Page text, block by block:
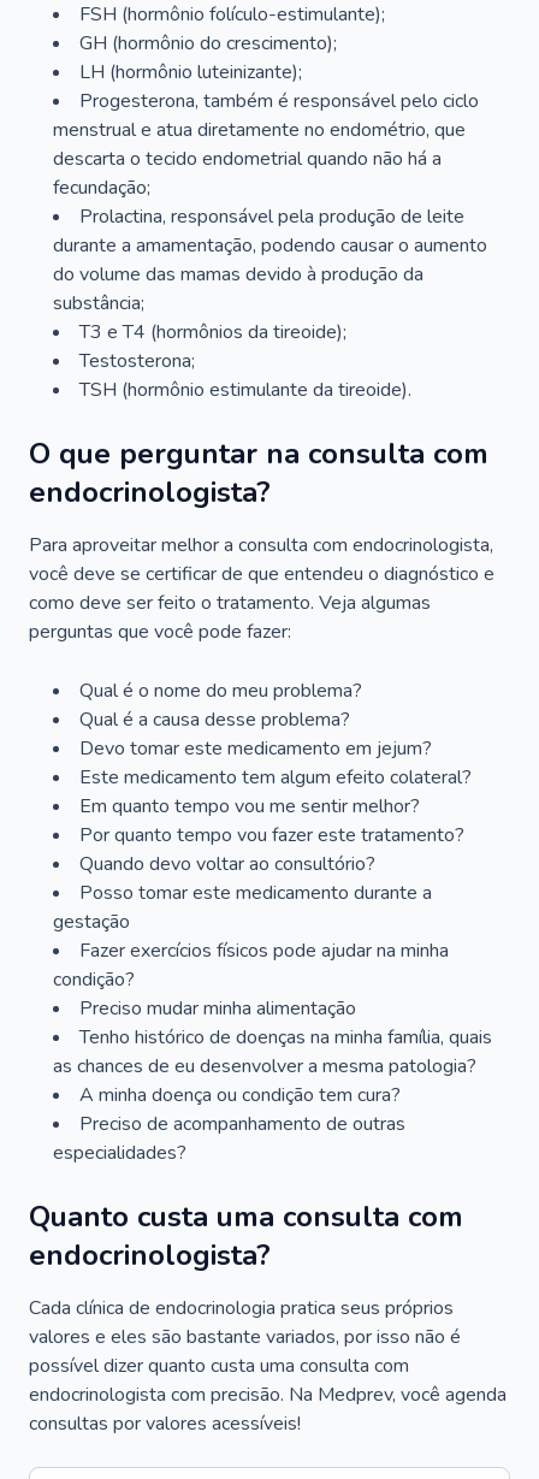
FSH (hormônio folículo-estimulante);
GH (hormônio do crescimento);
LH (hormônio luteinizante);
Progesterona, também é responsável pelo ciclo
menstrual e atua diretamente no endométrio, que
descarta o tecido endometrial quando não há a
fecundação;
Prolactina, responsável pela produção de leite
durante a amamentação, podendo causar o aumento
do volume das mamas devido à produção da
substância;
T3 e T4 (hormônios da tireoide);
Testosterona;
TSH (hormônio estimulante da tireoide).
O que perguntar na consulta com
endocrinologista?
Para aproveitar melhor a consulta com endocrinologista,
você deve se certificar de que entendeu o diagnóstico e
como deve ser feito o tratamento. Veja algumas
perguntas que você pode fazer:
Qual é o nome do meu problema?
Qual é a causa desse problema?
Devo tomar este medicamento em jejum?
Este medicamento tem algum efeito colateral?
Em quanto tempo vou me sentir melhor?
Por quanto tempo vou fazer este tratamento?
Quando devo voltar ao consultório?
Posso tomar este medicamento durante a
gestação
Fazer exercícios físicos pode ajudar na minha
condição?
Preciso mudar minha alimentação
Tenho histórico de doenças na minha família, quais
as chances de eu desenvolver a mesma patologia?
A minha doença ou condição tem cura?
Preciso de acompanhamento de outras
especialidades?
Quanto custa uma consulta com
endocrinologista?
Cada clínica de endocrinologia pratica seus próprios
valores e eles são bastante variados, por isso não é
possível dizer quanto custa uma consulta com
endocrinologista com precisão. Na Medprev, você agenda
consultas por valores acessíveis!